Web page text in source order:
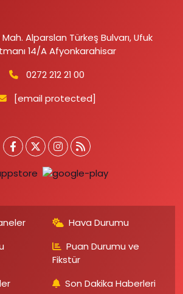
Alparslan Türkeş Bulvarı, Ufuk
14/A Afyonkarahisar
0272 212 21 00
[email protected]
Hava Durumu
Puan Durumu ve
Fikstür
Son Dakika Haberleri